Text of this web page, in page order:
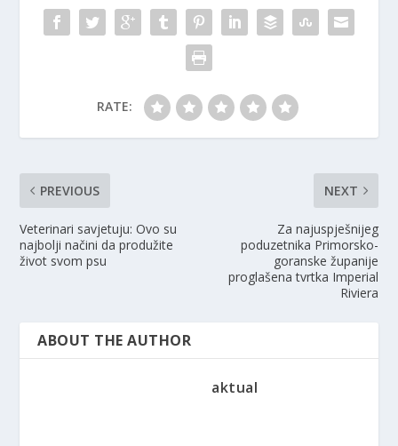
RATE:
PREVIOUS
Veterinari savjetuju: Ovo su
najbolji načini da produžite
život svom psu
NEXT
Za najuspješnijeg
poduzetnika Primorsko-
goranske županije
proglašena tvrtka Imperial
Riviera
ABOUT THE AUTHOR
aktual